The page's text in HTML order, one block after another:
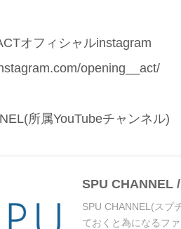
オフィシャルinstagram
opening__act/
所属YouTubeチャンネル)
SPU CHANNEL
SPU CHANNEL(スプ
ておくと為になるフ